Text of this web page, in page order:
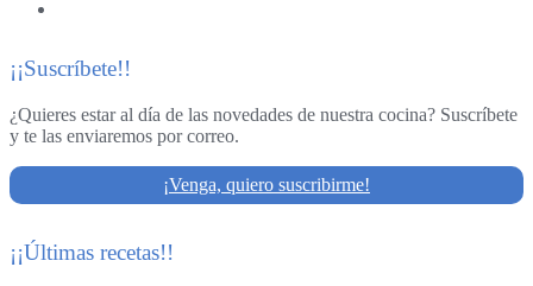
¡¡Suscríbete!!
¿Quieres estar al día de las novedades de nuestra cocina? Suscríbete
y te las enviaremos por correo.
¡Venga, quiero suscribirme!
¡¡Últimas recetas!!